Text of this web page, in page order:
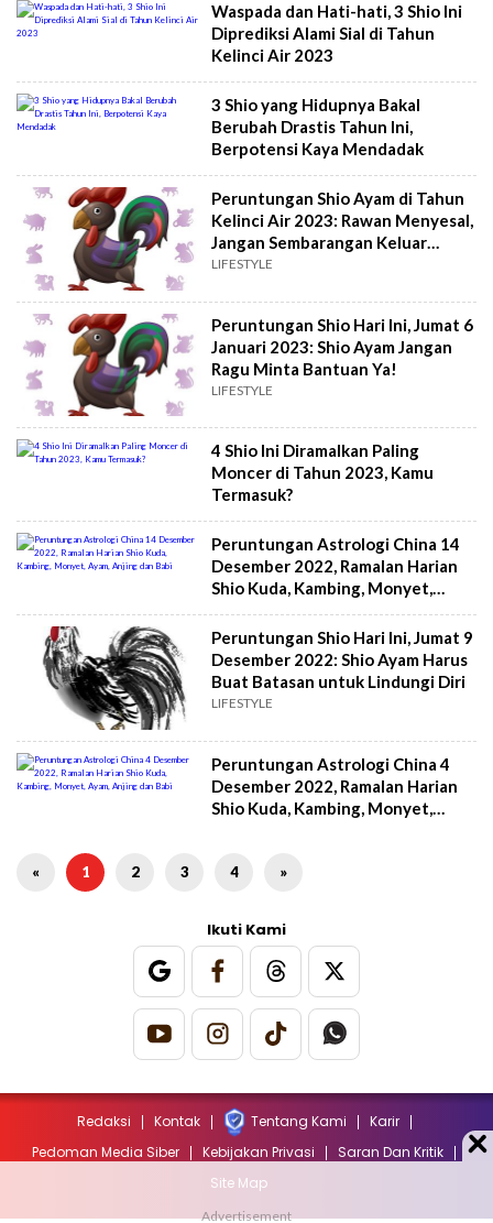
Waspada dan Hati-hati, 3 Shio Ini
Diprediksi Alami Sial di Tahun
Kelinci Air 2023
3 Shio yang Hidupnya Bakal
Berubah Drastis Tahun Ini,
Berpotensi Kaya Mendadak
Peruntungan Shio Ayam di Tahun
Kelinci Air 2023: Rawan Menyesal,
Jangan Sembarangan Keluar
Uang!
LIFESTYLE
Peruntungan Shio Hari Ini, Jumat 6
Januari 2023: Shio Ayam Jangan
Ragu Minta Bantuan Ya!
LIFESTYLE
4 Shio Ini Diramalkan Paling
Moncer di Tahun 2023, Kamu
Termasuk?
Peruntungan Astrologi China 14
Desember 2022, Ramalan Harian
Shio Kuda, Kambing, Monyet,
Ayam, Anjing dan Babi
Peruntungan Shio Hari Ini, Jumat 9
Desember 2022: Shio Ayam Harus
Buat Batasan untuk Lindungi Diri
LIFESTYLE
Peruntungan Astrologi China 4
Desember 2022, Ramalan Harian
Shio Kuda, Kambing, Monyet,
« 1 2 3 4 »
Ikuti Kami
Redaksi Kontak Tentang Kami
Karir
Pedoman Media Siber
Kebijakan Privasi
Saran Dan Kritik
Site Map